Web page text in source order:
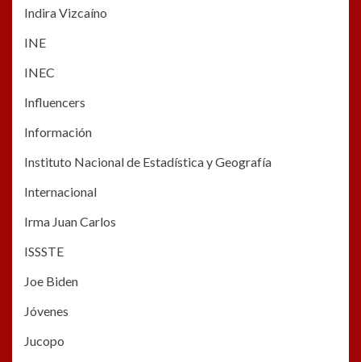
Indira Vizcaíno
INE
INEC
Influencers
Información
Instituto Nacional de Estadística y Geografía
Internacional
Irma Juan Carlos
ISSSTE
Joe Biden
Jóvenes
Jucopo